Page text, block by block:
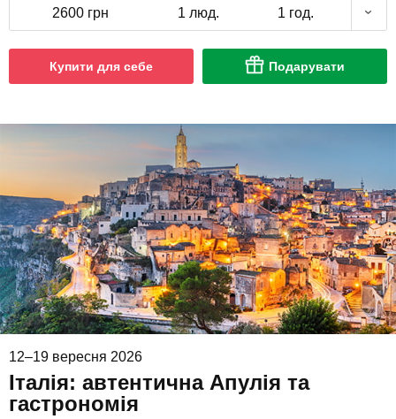
2600 грн 1 люд. 1 год.
Купити для себе Подарувати
12–19 вересня 2026
Італія: автентична Апулія та
гастрономія